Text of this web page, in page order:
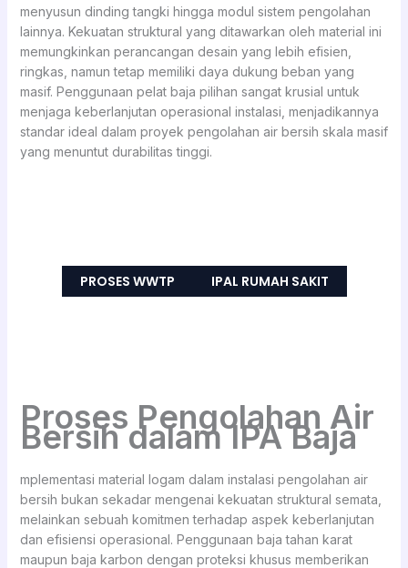
menyusun dinding tangki hingga modul sistem pengolahan
lainnya. Kekuatan struktural yang ditawarkan oleh material ini
memungkinkan perancangan desain yang lebih efisien,
ringkas, namun tetap memiliki daya dukung beban yang
masif. Penggunaan pelat baja pilihan sangat krusial untuk
menjaga keberlanjutan operasional instalasi, menjadikannya
standar ideal dalam proyek pengolahan air bersih skala masif
yang menuntut durabilitas tinggi.
PROSES WWTP IPAL RUMAH SAKIT
Proses Pengolahan Air
Bersih dalam IPA Baja
mplementasi material logam dalam instalasi pengolahan air
bersih bukan sekadar mengenai kekuatan struktural semata,
melainkan sebuah komitmen terhadap aspek keberlanjutan
dan efisiensi operasional. Penggunaan baja tahan karat
maupun baja karbon dengan proteksi khusus memberikan